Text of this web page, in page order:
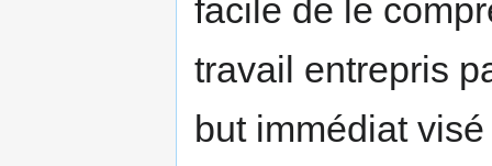
facile de le
travail entrepris
but immédiat